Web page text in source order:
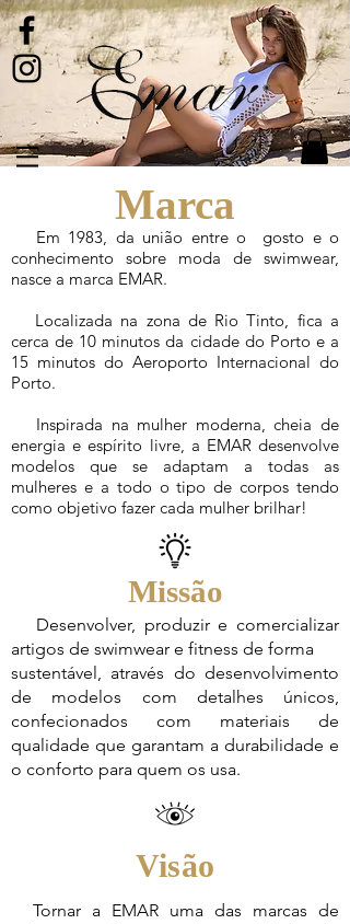
Marca
Em 1983, da união entre o gosto e o
conhecimento sobre moda de swimwear,
nasce a marca EMAR.
Localizada na zona de Rio Tinto, fica a
cerca de 10 minutos da cidade do Porto e a
15 minutos do Aeroporto Internacional do
Porto.
Inspirada na mulher moderna, cheia de
energia e espírito livre, a EMAR desenvolve
modelos que se adaptam a todas as
mulheres e a todo o tipo de corpos tendo
como objetivo fazer cada mulher brilhar!
Missão
Desenvolver, produzir e comercializar
artigos de swimwear e fitness de forma
sustentável, através do desenvolvimento
de modelos com detalhes únicos,
confecionados com materiais de
qualidade que garantam a durabilidade e
o conforto para quem os usa.
Visão
Tornar a EMAR uma das marcas de